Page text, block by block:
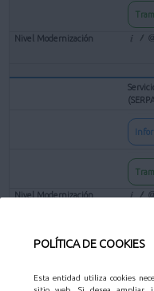
POLÍTICA DE COOKIES
Esta entidad utiliza cookies